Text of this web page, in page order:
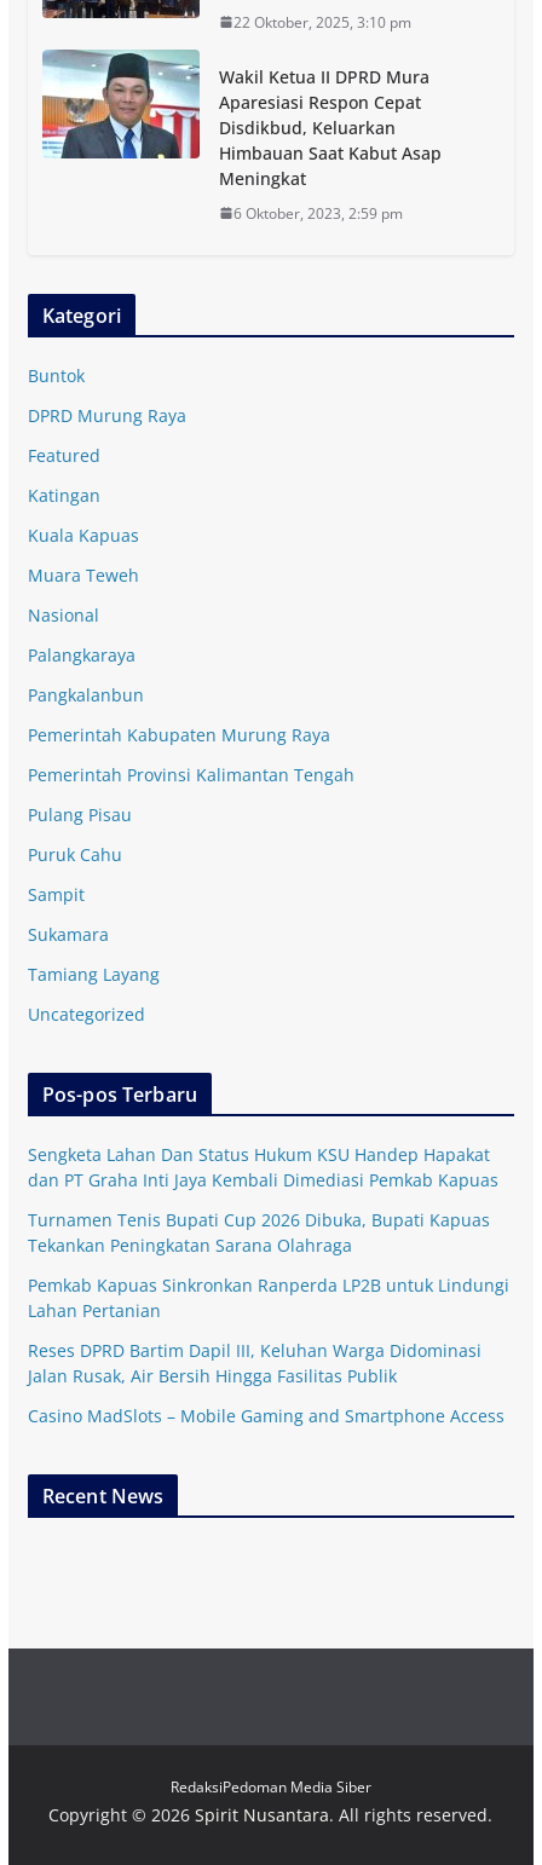
22 Oktober, 2025, 3:10 pm
Wakil Ketua II DPRD Mura
Aparesiasi Respon Cepat
Disdikbud, Keluarkan
Himbauan Saat Kabut Asap
Meningkat
6 Oktober, 2023, 2:59 pm
Kategori
Buntok
DPRD Murung Raya
Featured
Katingan
Kuala Kapuas
Muara Teweh
Nasional
Palangkaraya
Pangkalanbun
Pemerintah Kabupaten Murung Raya
Pemerintah Provinsi Kalimantan Tengah
Pulang Pisau
Puruk Cahu
Sampit
Sukamara
Tamiang Layang
Uncategorized
Pos-pos Terbaru
Sengketa Lahan Dan Status Hukum KSU Handep Hapakat
dan PT Graha Inti Jaya Kembali Dimediasi Pemkab Kapuas
Turnamen Tenis Bupati Cup 2026 Dibuka, Bupati Kapuas
Tekankan Peningkatan Sarana Olahraga
Pemkab Kapuas Sinkronkan Ranperda LP2B untuk Lindungi
Lahan Pertanian
Reses DPRD Bartim Dapil III, Keluhan Warga Didominasi
Jalan Rusak, Air Bersih Hingga Fasilitas Publik
Casino MadSlots – Mobile Gaming and Smartphone Access
Recent News
RedaksiPedoman Media Siber
Copyright © 2026Spirit Nusantara. All rights reserved.